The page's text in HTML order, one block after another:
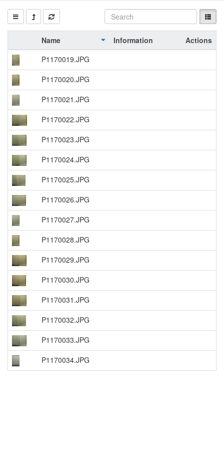
Name Information
Actions
P1170019.JPG
P1170020.JPG
P1170021.JPG
P1170022.JPG
P1170023.JPG
P1170024.JPG
P1170025.JPG
P1170026.JPG
P1170027.JPG
P1170028.JPG
P1170029.JPG
P1170030.JPG
P1170031.JPG
P1170032.JPG
P1170033.JPG
P1170034.JPG